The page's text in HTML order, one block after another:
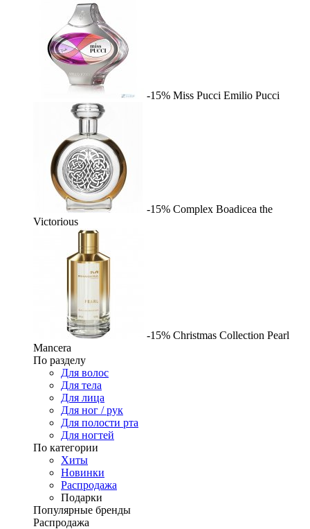
-15% Miss Pucci Emilio Pucci
-15% Complex Boadicea the
Victorious
-15% Christmas Collection Pearl
Mancera
По разделу
Для волос
Для тела
Для лица
Для ног / рук
Для полости рта
Для ногтей
По категории
Хиты
Новинки
Распродажа
Подарки
Популярные бренды
Распродажа